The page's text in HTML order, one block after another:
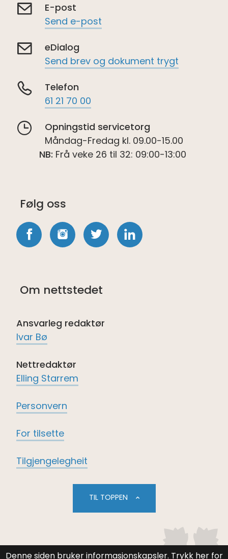
E-post
Send e-post
eDialog
Send brev og dokument trygt
Telefon
61 21 70 00
Opningstid servicetorg
Måndag-Fredag kl. 09.00-15.00
NB: Frå veke 26 til 32: 09:00-13:00
Følg oss
FacebookInstagramtwitter
Om nettstedet
Ansvarleg redaktør
Ivar Bø
Nettredaktør
Elling Starrem
Personvern
For tilsette
Tilgjengelegheit
TIL TOPPEN
Denne siden bruker informasjonskapsler. Trykk her for